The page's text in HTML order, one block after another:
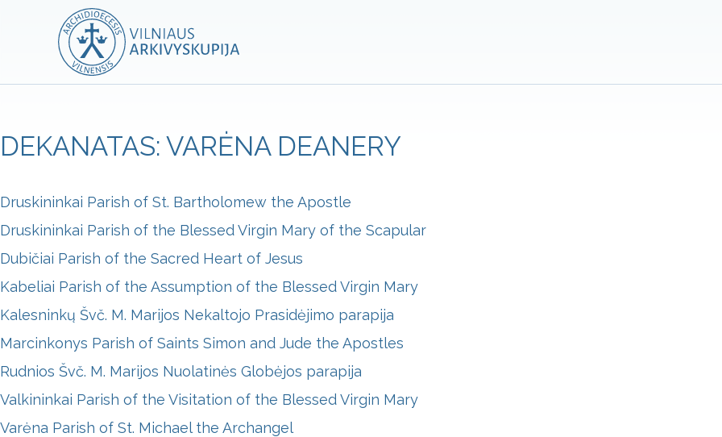
DEKANATAS: VARĖNA DEANERY
Druskininkai Parish of St. Bartholomew the Apostle
Druskininkai Parish of the Blessed Virgin Mary of the Scapular
Dubičiai Parish of the Sacred Heart of Jesus
Kabeliai Parish of the Assumption of the Blessed Virgin Mary
Kalesninkų Švč. M. Marijos Nekaltojo Prasidėjimo parapija
Marcinkonys Parish of Saints Simon and Jude the Apostles
Rudnios Švč. M. Marijos Nuolatinės Globėjos parapija
Valkininkai Parish of the Visitation of the Blessed Virgin Mary
Varėna Parish of St. Michael the Archangel